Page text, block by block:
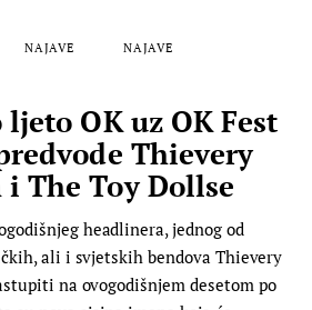
NAJAVE
NAJAVE
OK uz OK Fest
Thievery
The Toy Dollse
headlinera, jednog od
ali i svjetskih bendova Thievery
na ovogodišnjem desetom po